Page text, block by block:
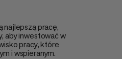
najlepszą pracę,
aby inwestować w
pracy, które
i wspieranym.